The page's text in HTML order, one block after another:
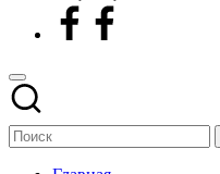
Facebook